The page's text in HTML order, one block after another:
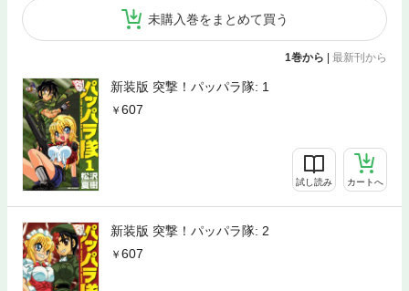
未購入巻をまとめて買う
1巻から 最新刊から
新装版 突撃！パッパラ隊: 1
607
試し読み カートへ
新装版 突撃！パッパラ隊: 2
607